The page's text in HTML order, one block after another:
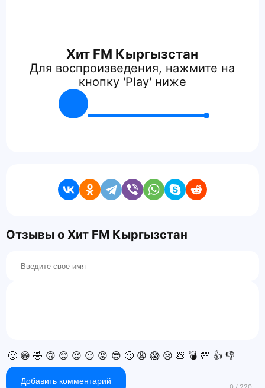
Хит FM Кыргызстан
Для воспроизведения, нажмите на
кнопку 'Play' ниже
Отзывы о Хит FM Кыргызстан
🙂 😁 🤣 🙃 😊 😍 😐 😡 😎 🙁 😩 😱 😢 💩 💣 💯 👍 👎
Добавить комментарий